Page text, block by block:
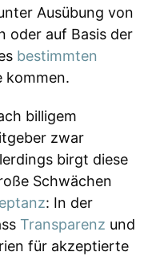
Ausübung von
oder auf Basis der
bestimmten
kommen.
billigem
zwar
birgt diese
Schwächen
: In der
Transparenz und
für akzeptierte